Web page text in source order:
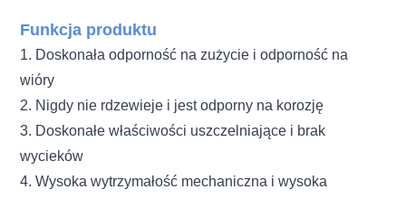
Funkcja produktu
1. Doskonała odporność na zużycie i odporność na
wióry
2. Nigdy nie rdzewieje i jest odporny na korozję
3. Doskonałe właściwości uszczelniające i brak
wycieków
4. Wysoka wytrzymałość mechaniczna i wysoka